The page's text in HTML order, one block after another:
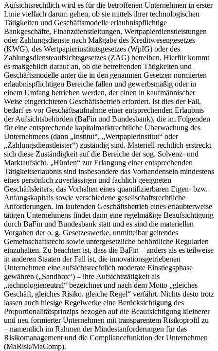
Aufsichtsrechtlich wird es für die betroffenen Unternehmen in erster
Linie vielfach darum gehen, ob sie mittels ihrer technologischen
Tätigkeiten und Geschäftsmodelle erlaubnispflichtige
Bankgeschäfte, Finanzdienstleitungen, Wertpapierdienstleistungen
oder Zahlungsdienste nach Maßgabe des Kreditwesengesetzes
(KWG), des Wertpapierinstitutsgesetzes (WpIG) oder des
Zahlungsdiensteaufsichtsgesetzes (ZAG) betreiben. Hierfür kommt
es maßgeblich darauf an, ob die betreffenden Tätigkeiten und
Geschäftsmodelle unter die in den genannten Gesetzen normierten
erlaubnispflichtigen Bereiche fallen und gewerbsmäßig oder in
einem Umfang betrieben werden, der einen in kaufmännischer
Weise eingerichteten Geschäftsbetrieb erfordert. Ist dies der Fall,
bedarf es vor Geschäftsaufnahme einer entsprechenden Erlaubnis
der Aufsichtsbehörden (BaFin und Bundesbank), die im Folgenden
für eine entsprechende kapitalmarktrechtliche Überwachung des
Unternehmens (dann „Institut“, „Wertpapierinstitut“ oder
„Zahlungsdienstleister“) zuständig sind. Materiell-rechtlich erstreckt
sich diese Zuständigkeit auf die Bereiche der sog. Solvenz- und
Marktaufsicht. „Hürden“ zur Erlangung einer entsprechenden
Tätigkeitserlaubnis sind insbesondere das Vorhandensein mindestens
eines persönlich zuverlässigen und fachlich geeigneten
Geschäftsleiters, das Vorhalten eines quantifizierbaren Eigen- bzw.
Anfangskapitals sowie verschiedene gesellschaftsrechtliche
Anforderungen. Im laufenden Geschäftsbetrieb eines erlaubterweise
tätigen Unternehmens findet dann eine regelmäßige Beaufsichtigung
durch BaFin und Bundesbank statt und es sind die materiellen
Vorgaben der o. g. Gesetzeswerke, unmittelbar geltendes
Gemeinschaftsrecht sowie untergesetzliche behördliche Regularien
einzuhalten. Zu beachten ist, dass die BaFin – anders als es teilweise
in anderen Staaten der Fall ist, die innovationsgetriebenen
Unternehmen eine aufsichtsrechtlich moderate Einstiegsphase
gewähren („Sandbox“) – ihre Aufsichtstätigkeit als
„technologieneutral“ bezeichnet und nach dem Motto „gleiches
Geschäft, gleiches Risiko, gleiche Regel“ verfährt. Nichts desto trotz
lassen auch hiesige Regelwerke eine Berücksichtigung des
Proportionalitätsprinzips bezogen auf die Beaufsichtigung kleinerer
und neu formierter Unternehmen mit transparentem Risikoprofil zu
– namentlich im Rahmen der Mindestanforderungen für das
Risikomanagement und die Compliancefunktion der Unternehmen
(MaRisk/MaComp).